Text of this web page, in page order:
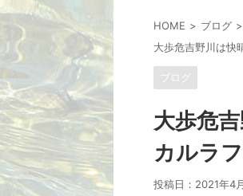
HOME
ブログ
大歩危吉野川は快
ブログ
大歩危
カルラ
投稿日： 2021年4